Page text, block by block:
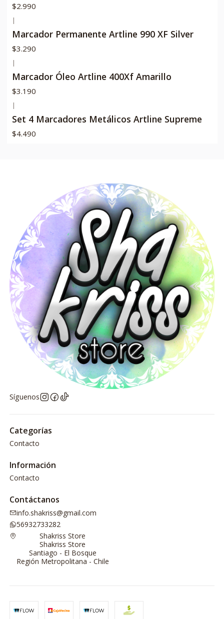
$2.990
|
Marcador Permanente Artline 990 XF Silver
$3.290
|
Marcador Óleo Artline 400Xf Amarillo
$3.190
|
Set 4 Marcadores Metálicos Artline Supreme
$4.490
Síguenos
Categorías
Contacto
Información
Contacto
Contáctanos
info.shakriss@gmail.com
56932733282
Shakriss Store
Shakriss Store
Santiago - El Bosque
Región Metropolitana - Chile